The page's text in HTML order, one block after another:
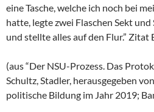
eine Tasche, welche ich noch bei
hatte, legte zwei Flaschen Sekt
und stellte alles auf den Flur.” Zitat
(aus “Der NSU-Prozess. Das
Schultz, Stadler, herausgegeben
politische Bildung im Jahr 2019;